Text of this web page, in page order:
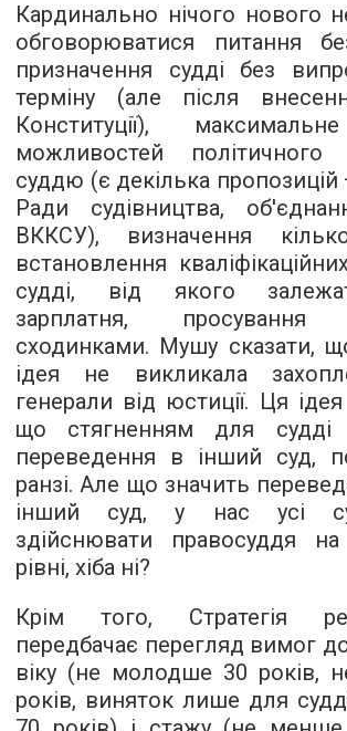
Кардинально нічого нового
обговорюватися питання
призначення судді без
терміну (але після
Конституції),
можливостей
суддю (є декілька
Ради судівництва,
ВККСУ), визначення
встановлення
судді, від якого
зарплатня, просування
сходинками. Мушу сказати,
ідея не викликала
генерали від юстиції. Ця
що стягненням для
переведення в інший суд,
ранзі. Але що значить
інший суд, у нас усі
здійснювати правосуддя
рівні, хіба ні?
Крім того, Стратегія
передбачає перегляд вимог
віку (не молодше 30 років,
років, виняток лише для